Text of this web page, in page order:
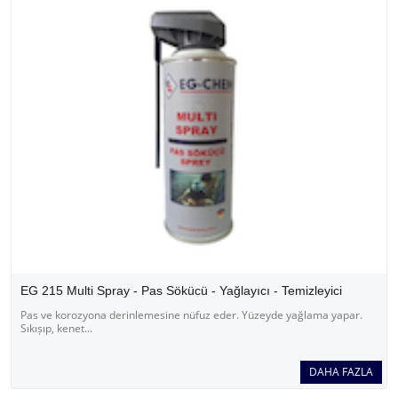
EG 215 Multi Spray - Pas Sökücü - Yağlayıcı - Temizleyici
Pas ve korozyona derinlemesine nüfuz eder. Yüzeyde yağlama yapar.
Sıkıșıp, kenet...
DAHA FAZLA